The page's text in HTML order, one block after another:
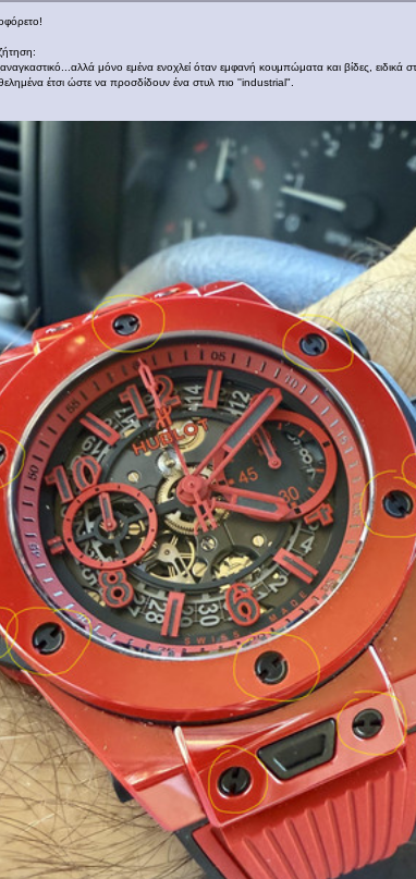
μόνο εμένα ενοχλεί όταν εμφανή κουμπώματα και βίδες,
έτσι ώστε να προσδίδουν ένα στυλ πιο ''industrial".